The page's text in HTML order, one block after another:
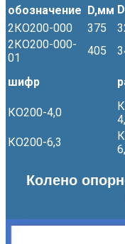
обозначение D,мм D
2КО200-000
375
2КО200-000-
01
405
шифр
КО200-4,0
КО200-6,3
Колено